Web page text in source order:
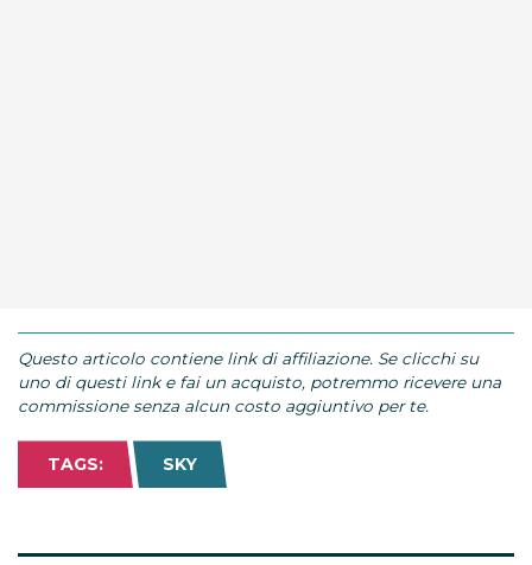
Questo articolo contiene link di affiliazione. Se clicchi su
uno di questi link e fai un acquisto, potremmo ricevere una
commissione senza alcun costo aggiuntivo per te.
TAGS: SKY